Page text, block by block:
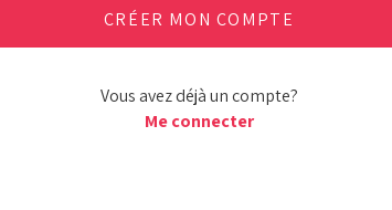
Vous avez déjà un compte?
Me connecter